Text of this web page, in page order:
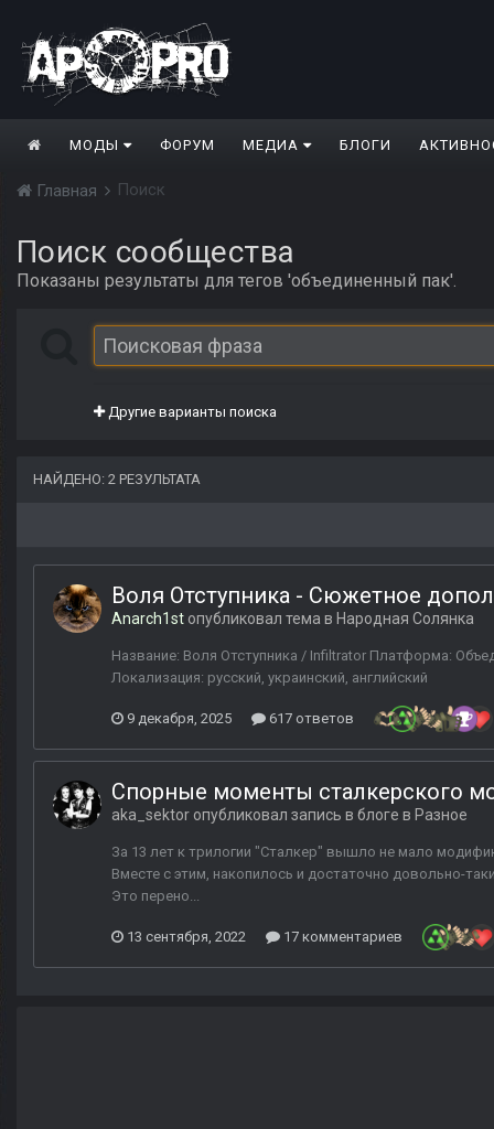
МОДЫ ФОРУМ МЕДИА БЛОГИ
Главная Поиск
Поиск сообщества
Показаны результаты для тегов 'объединенный пак'.
Другие варианты поиска
НАЙДЕНО: 2 РЕЗУЛЬТАТА
Воля Отступника - Сюжетное
Anarch1st опубликовал тема в Народная Солянка
Название: Воля Отступника / Infiltrator Платформа:
Локализация: русский, украинский, английский
9 декабря, 2025 617 ответов
Спорные моменты сталкерского
aka_sektor опубликовал запись в блоге в Разное
За 13 лет к трилогии "Сталкер" вышло не мало
Вместе с этим, накопилось и достаточно довольно-
Это перено...
13 сентября, 2022 17 комментариев